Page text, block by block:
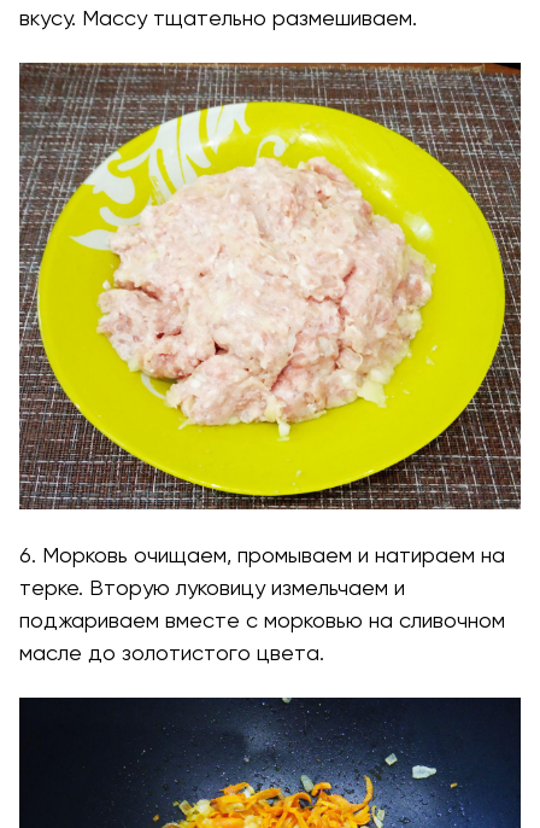
вкусу. Массу тщательно размешиваем.
6. Морковь очищаем, промываем и натираем на
терке. Вторую луковицу измельчаем и
поджариваем вместе с морковью на сливочном
масле до золотистого цвета.